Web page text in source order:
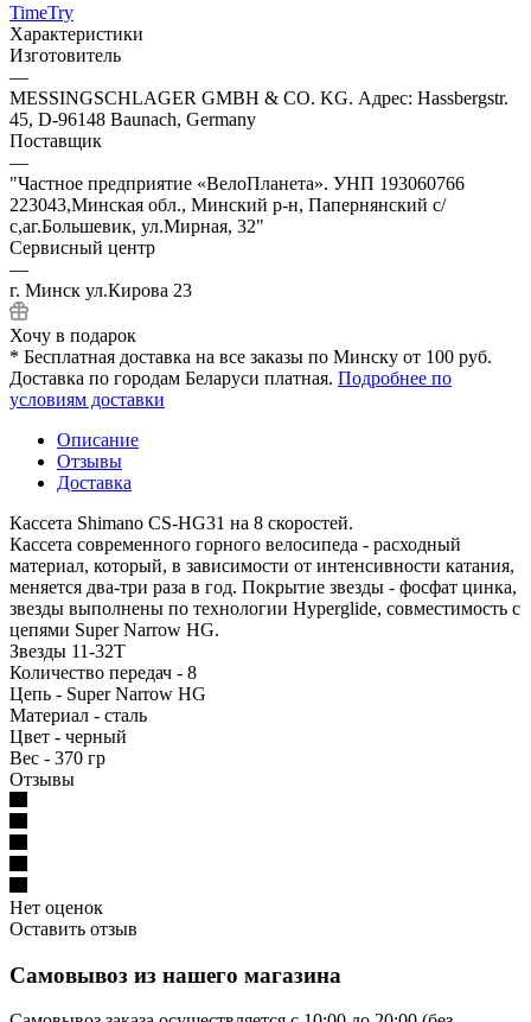
TimeTry
Характеристики
Изготовитель
—
MESSINGSCHLAGER GMBH & CO. KG. Адрес: Hassbergstr.
45, D-96148 Baunach, Germany
Поставщик
—
"Частное предприятие «ВелоПланета». УНП 193060766
223043,Минская обл., Минский р-н, Папернянский с/
с,аг.Большевик, ул.Мирная, 32"
Сервисный центр
—
г. Минск ул.Кирова 23
Хочу в подарок
* Бесплатная доставка на все заказы по Минску от 100 руб.
Доставка по городам Беларуси платная. Подробнее по
условиям доставки
Описание
Отзывы
Доставка
Кассета Shimano CS-HG31 на 8 скоростей.
Кассета современного горного велосипеда - расходный
материал, который, в зависимости от интенсивности катания,
меняется два-три раза в год. Покрытие звезды - фосфат цинка,
звезды выполнены по технологии Hyperglide, совместимость с
цепями Super Narrow HG.
Звезды 11-32T
Количество передач - 8
Цепь - Super Narrow HG
Материал - сталь
Цвет - черный
Вес - 370 гр
Отзывы
Нет оценок
Оставить отзыв
Самовывоз из нашего магазина